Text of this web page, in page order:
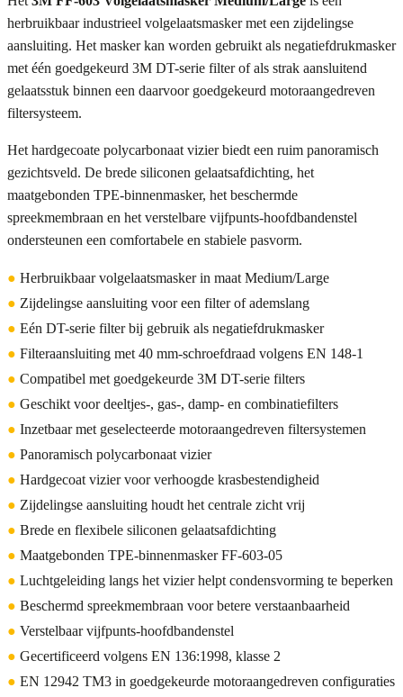
herbruikbaar industrieel volgelaatsmasker met een zijdelingse
aansluiting. Het masker kan worden gebruikt als negatiefdrukmasker
met één goedgekeurd 3M DT-serie filter of als strak aansluitend
gelaatsstuk binnen een daarvoor goedgekeurd motoraangedreven
filtersysteem.
Het hardgecoate polycarbonaat vizier biedt een ruim panoramisch
gezichtsveld. De brede siliconen gelaatsafdichting, het
maatgebonden TPE-binnenmasker, het beschermde
spreekmembraan en het verstelbare vijfpunts-hoofdbandenstel
ondersteunen een comfortabele en stabiele pasvorm.
● Herbruikbaar volgelaatsmasker in maat Medium/Large
● Zijdelingse aansluiting voor een filter of ademslang
● Eén DT-serie filter bij gebruik als negatiefdrukmasker
● Filteraansluiting met 40 mm-schroefdraad volgens EN 148-1
● Compatibel met goedgekeurde 3M DT-serie filters
● Geschikt voor deeltjes-, gas-, damp- en combinatiefilters
● Inzetbaar met geselecteerde motoraangedreven filtersystemen
● Panoramisch polycarbonaat vizier
● Hardgecoat vizier voor verhoogde krasbestendigheid
● Zijdelingse aansluiting houdt het centrale zicht vrij
● Brede en flexibele siliconen gelaatsafdichting
● Maatgebonden TPE-binnenmasker FF-603-05
● Luchtgeleiding langs het vizier helpt condensvorming te beperken
● Beschermd spreekmembraan voor betere verstaanbaarheid
● Verstelbaar vijfpunts-hoofdbandenstel
● Gecertificeerd volgens EN 136:1998, klasse 2
● EN 12942 TM3 in goedgekeurde motoraangedreven configuraties